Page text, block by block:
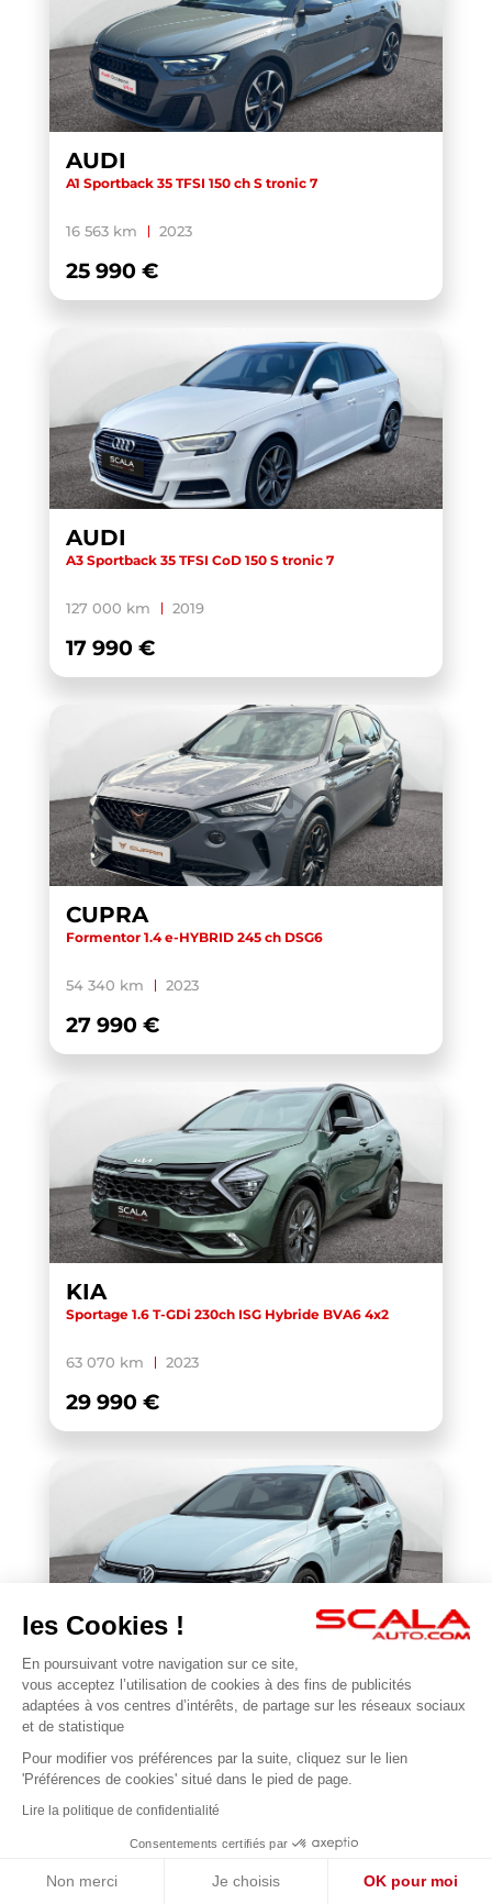
AUDI
A1 Sportback 35 TFSI 150 ch S tronic 7
16 563 km 2023
25 990 €
AUDI
A3 Sportback 35 TFSI CoD 150 S tronic 7
127 000 km 2019
17 990 €
CUPRA
Formentor 1.4 e-HYBRID 245 ch DSG6
54 340 km 2023
27 990 €
KIA
Sportage 1.6 T-GDi 230ch ISG Hybride BVA6 4x2
63 070 km 2023
29 990 €
VOLKSWAGEN
Golf 1.5 eTSI EVO2 116 DSG7
22 677 km
31 990 €
les Cookies !
En poursuivant votre navigation sur ce site,
vous acceptez l’utilisation de cookies à des fins de publicités
adaptées à vos centres d’intérêts, de partage sur les réseaux sociaux
et de statistique
Pour modifier vos préférences par la suite, cliquez sur le lien
'Préférences de cookies' situé dans le pied de page.
Lire la politique de confidentialité
Consentements certifiés par
Non merci Je choisis OK pour moi